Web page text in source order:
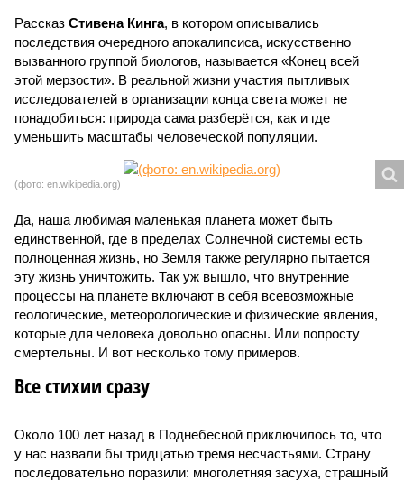
Рассказ Стивена Кинга, в котором описывались
последствия очередного апокалипсиса, искусственно
вызванного группой биологов, называется «Конец всей
этой мерзости». В реальной жизни участия пытливых
исследователей в организации конца света может не
понадобиться: природа сама разберётся, как и где
уменьшить масштабы человеческой популяции.
(фото: en.wikipedia.org)
Да, наша любимая маленькая планета может быть
единственной, где в пределах Солнечной системы есть
полноценная жизнь, но Земля также регулярно пытается
эту жизнь уничтожить. Так уж вышло, что внутренние
процессы на планете включают в себя всевозможные
геологические, метеорологические и физические явления,
которые для человека довольно опасны. Или попросту
смертельны. И вот несколько тому примеров.
Все стихии сразу
Около 100 лет назад в Поднебесной приключилось то, что
у нас назвали бы тридцатью тремя несчастьями. Страну
последовательно поразили: многолетняя засуха, страшный